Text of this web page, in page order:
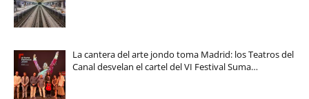
La cantera del arte jondo toma Madrid: los Teatros del
Canal desvelan el cartel del VI Festival Suma…